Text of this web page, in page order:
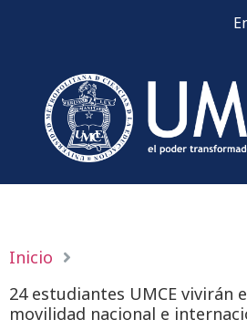
Inicio
24 estudiantes UMCE vivirán
movilidad nacional e